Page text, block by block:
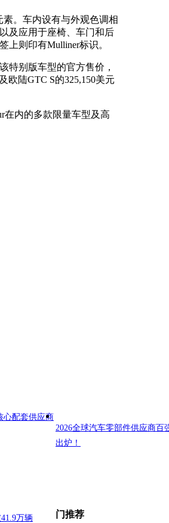
素。车内设有与外观色调相
及应用于座椅、车门和后
上则印有Mulliner标识。
特别版车型的官方售价，
欧陆GTC S的325,150美元
在内的多款限量车型及高
心配套供应商
2026全球汽车零部件供应商百
出炉！
万辆
门推荐